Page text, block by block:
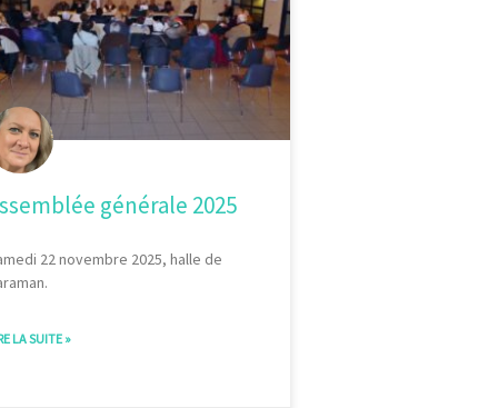
générale 2025
22 novembre 2025, halle de
LA SUITE »